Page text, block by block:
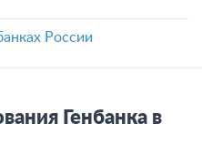
России
Генбанка в